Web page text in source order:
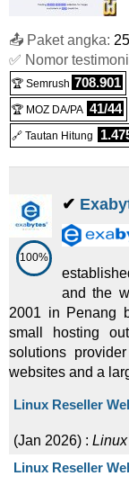
Reseller 150 :£
Reseller 200
Reseller 250 :£
Reseller 300 :£
📤 Paket angka: 25
✅ Nomor
🏆 Semrush 708.901
🏆 MOZ DA/PA 41/44
🔗 Tautan Hitung
100%
✔
and the
2001 in Penang
small hosting
solutions
websites and a
Linux Reseller
(Jan 2026) : Linux
Linux Reseller